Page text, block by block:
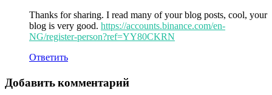
Thanks for sharing. I read many of your blog posts, cool, your
blog is very good. https://accounts.binance.com/en-
NG/register-person?ref=YY80CKRN
Ответить
Добавить комментарий